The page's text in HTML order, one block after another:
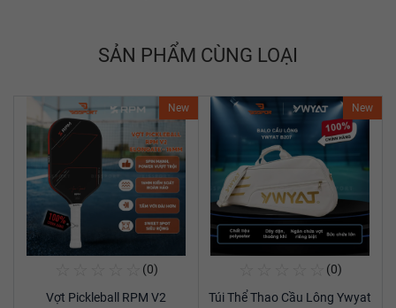
SẢN PHẨM CÙNG LOẠI
New
(0)
Vợt Pickleball RPM V2
New
(0)
Túi Thể Thao Cầu Lông Ywyat